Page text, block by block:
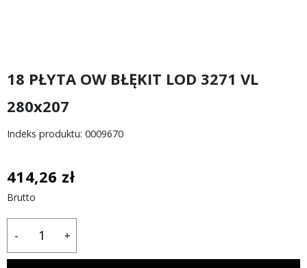
18 PŁYTA OW BŁĘKIT LOD 3271 VL
280x207
Indeks produktu: 0009670
414,26 zł
Brutto
- +